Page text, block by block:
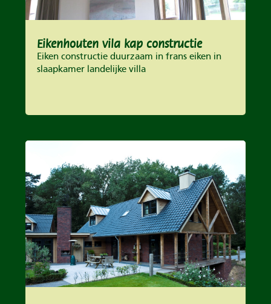
Eikenhouten vila kap constructie
Eiken constructie duurzaam in frans eiken in
slaapkamer landelijke villa